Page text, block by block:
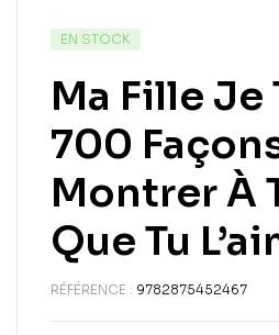
EN STOCK
Ma Fille Je
700
Montrer À
Que Tu
RÉFÉRENCE : 9782875452467